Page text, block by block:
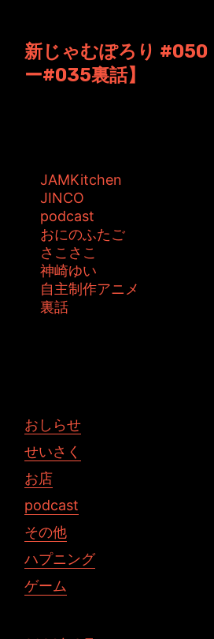
新じゃむぽろり #050
ー#035裏話】
JAMKitchen
JINCO
podcast
おにのふたご
さこさこ
神崎ゆい
自主制作アニメ
裏話
おしらせ
せいさく
お店
podcast
その他
ハプニング
ゲーム